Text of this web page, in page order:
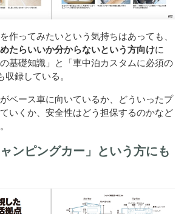
作ってみたいという気持ちはあっても、
たらいいか分からないという方向けに
の基礎知識」と「車中泊カスタムに必須の
録している。
ベース車に向いているか、どういったプ
いくか、安全性はどう担保するのかなど
ャンピングカー」という方にも